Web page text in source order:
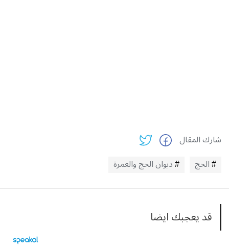
شارك المقال
الحج
ديوان الحج والعمرة
قد يعجبك ايضا